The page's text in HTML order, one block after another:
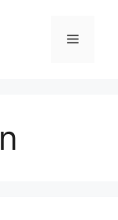
Menu